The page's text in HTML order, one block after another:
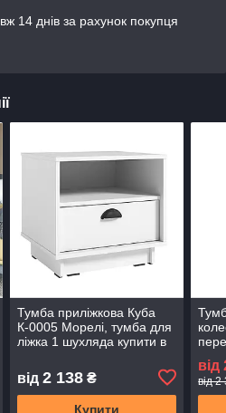
14 днів за рахунок покупця
Тумба приліжкова Куба
К-0005 Морелі, тумба для
ліжка 1 шухляда купити в
від 2 138₴
Купити
від
від